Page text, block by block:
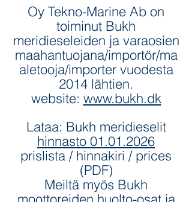
Oy Tekno-Marine Ab on
toiminut Bukh
meridieseleiden ja varaosien
maahantuojana/importör/ma
aletooja/importer vuodesta
2014 lähtien.
website: www.bukh.dk
Lataa: Bukh meridieselit
hinnasto 01.01.2026
prislista / hinnakiri / prices
(PDF)
Meiltä myös Bukh